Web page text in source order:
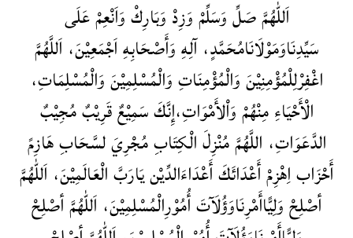
اَللّٰهُمَّ صَلِّ وَسَلِّمْ وَزِدْ وَبَارِكْ وَاَنْعِمْ عَلَى
سَيِّدِنَاوَمَوْلَانَامُحَمَّدٍ، آلِهِ وَأَصْحَابِهِ اَجْمَعِيْنَ، اَللَّهُمَّ
اغْفِرْلِلْمُؤْمِنِيْنَ وَالْمُؤْمِنَاتِ وَالْمُسْلِمِيْنَ وَالْمُسْلِمَاتِ،
الْأَحْيَاءِ مِنْهُمْ وَاْلأَمْوَاتِ،إِنَّكَ سَمِيْعٌ قَرِيْبٌ مُجِيْبٌ
الدَّعَوَاتِ، اللَّهُمَّ مُنْزِلَ الْكِتَابِ مُجْرِيَ لسَّحَابِ هَازِمً
أَحْزَاب اِهْزِمْ أَعْدَائَكَ أَعْدَاءَالدِّيْن يَارَبَّ الْعَالَمِيْنَ، اَللّٰهُمَّ
أصْلِحْ وَلِيًّاأَمْرِنَاوَؤُلَآتَ أُمُوْرِالْمُسْلِمِیْنَ، اَللّٰهُمَّ أصْلِحْ